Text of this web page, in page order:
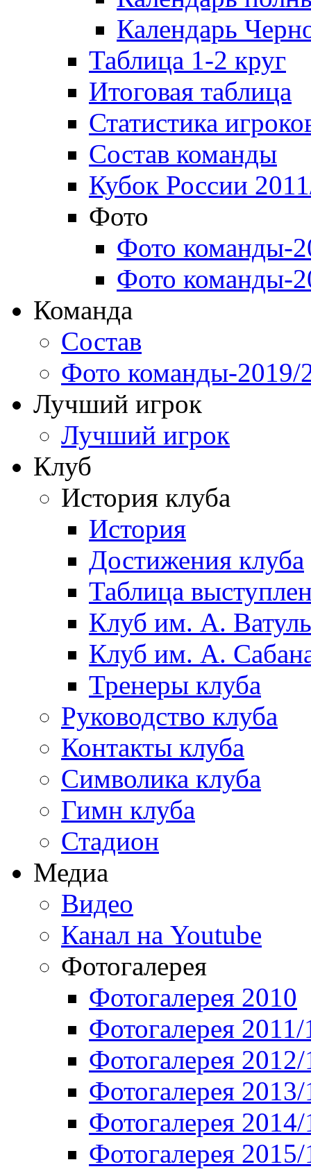
Календарь
Таблица 1-2 круг
Итоговая таблица
Статистика
Состав команды
Кубок России
Фото
Фото команды-
Фото команды-
Команда
Состав
Фото команды-2019/
Лучший игрок
Лучший игрок
Клуб
История клуба
История
Достижения клуба
Таблица
Клуб им. А.
Клуб им. А.
Тренеры клуба
Руководство клуба
Контакты клуба
Символика клуба
Гимн клуба
Стадион
Медиа
Видео
Канал на Youtube
Фотогалерея
Фотогалерея 2010
Фотогалерея 2011/
Фотогалерея
Фотогалерея
Фотогалерея
Фотогалерея